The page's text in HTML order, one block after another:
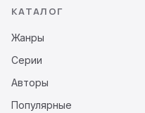
КАТАЛОГ
Жанры
Серии
Авторы
Популярные